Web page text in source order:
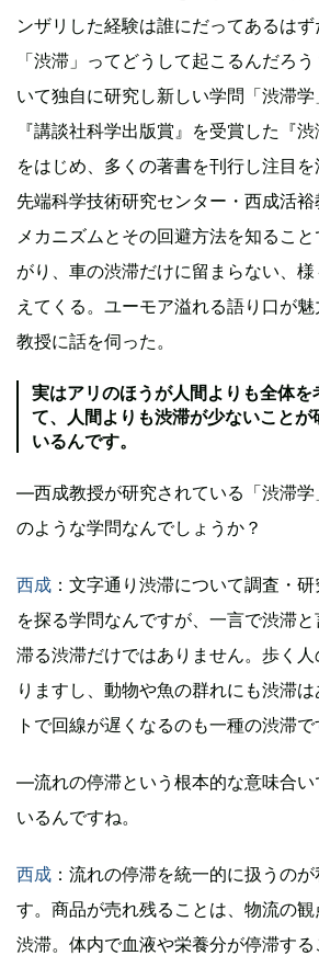
ンザリした経験は誰にだってあるは
「渋滞」ってどうして起こるんだろ
いて独自に研究し新しい学問「渋滞学
『講談社科学出版賞』を受賞した『渋
をはじめ、多くの著書を刊行し注目
先端科学技術研究センター・西成活
メカニズムとその回避方法を知るこ
がり、車の渋滞だけに留まらない、
えてくる。ユーモア溢れる語り口が
教授に話を伺った。
実はアリのほうが人間よりも全体
て、人間よりも渋滞が少ないことが
いるんです。
―西成教授が研究されている「渋滞
のような学問なんでしょうか？
西成 ：文字通り渋滞について調査・
を探る学問なんですが、一言で渋滞
滞る渋滞だけではありません。歩く
りますし、動物や魚の群れにも渋滞
トで回線が遅くなるのも一種の渋滞で
―流れの停滞という根本的な意味合い
いるんですね。
西成 ：流れの停滞を統一的に扱うの
す。商品が売れ残ることは、物流の
渋滞。体内で血液や栄養分が停滞す